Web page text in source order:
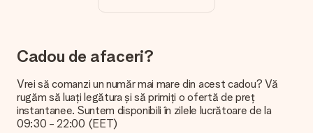
Personalizarea este inclusă în preț?
De unde știu dacă poza mea are calitatea potrivită?
dvs. De aceea, este important să folosiți fotografii de înaltă
calitate. Dacă nu sunteți sigur de calitatea imaginii dvs., vă
rugăm să contactați echipa noastră de servicii pentru clienți și
să includeți fotografia dvs. împreună cu cadoul pe care doriți
Cadou de afaceri?
Vrei să comanzi un număr mai mare din acest cadou? Vă
rugăm să luați legătura și să primiți o ofertă de preț
instantanee. Suntem disponibili în zilele lucrătoare de la
09:30 - 22:00 (EET)